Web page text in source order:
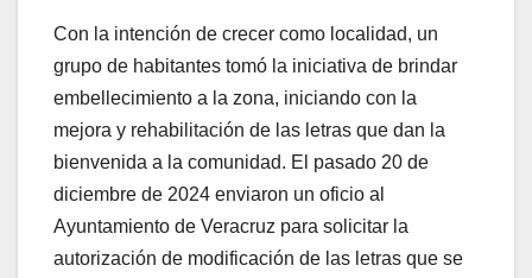
Con la intención de crecer como localidad, un
grupo de habitantes tomó la iniciativa de brindar
embellecimiento a la zona, iniciando con la
mejora y rehabilitación de las letras que dan la
bienvenida a la comunidad. El pasado 20 de
diciembre de 2024 enviaron un oficio al
Ayuntamiento de Veracruz para solicitar la
autorización de modificación de las letras que se